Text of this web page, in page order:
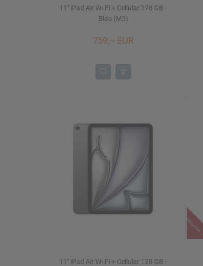
11" iPad Air Wi-Fi + Cellular 128 GB -
Blau (M3)
759,– EUR
11" iPad Air Wi-Fi + Cellular 128 GB -
Restposten